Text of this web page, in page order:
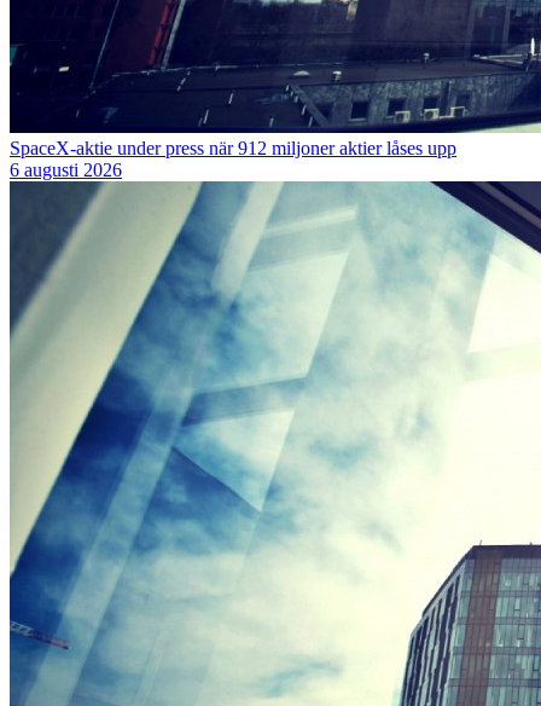
SpaceX-aktie under press när 912 miljoner aktier låses upp
6 augusti 2026